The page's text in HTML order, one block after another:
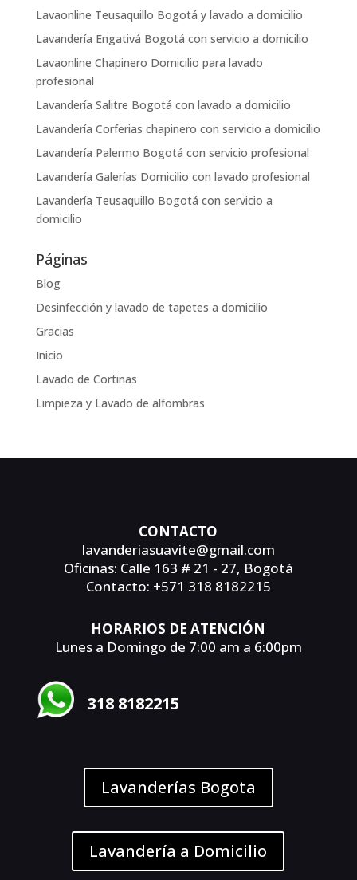
Lavaonline Teusaquillo Bogotá y lavado a domicilio
Lavandería Engativá Bogotá con servicio a domicilio
Lavaonline Chapinero Domicilio para lavado
profesional
Lavandería Salitre Bogotá con lavado a domicilio
Lavandería Corferias chapinero con servicio a domicilio
Lavandería Palermo Bogotá con servicio profesional
Lavandería Galerías Domicilio con lavado profesional
Lavandería Teusaquillo Bogotá con servicio a
domicilio
Páginas
Blog
Desinfección y lavado de tapetes a domicilio
Gracias
Inicio
Lavado de Cortinas
Limpieza y Lavado de alfombras
CONTACTO
lavanderiasuavite@gmail.com
Oficinas: Calle 163 # 21 - 27, Bogotá
Contacto: +571 318 8182215
HORARIOS DE ATENCIÓN
Lunes a Domingo de 7:00 am a 6:00pm
318 8182215
Lavanderías Bogota
Lavandería a Domicilio